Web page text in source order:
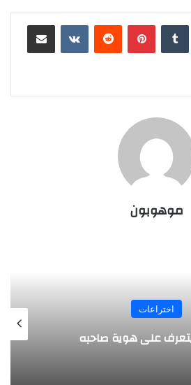
لينكدإن بينتيريست
موهوبون
المجلة
قصاصات الورق من أنفه
وفمه